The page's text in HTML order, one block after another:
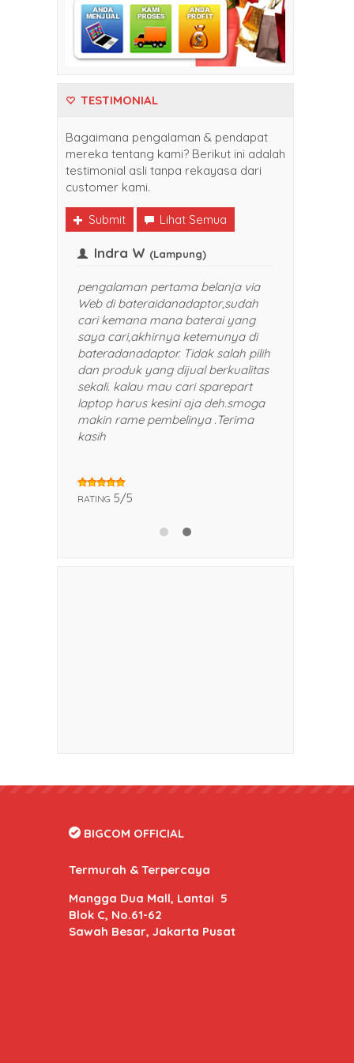
TESTIMONIAL
Bagaimana pengalaman & pendapat
mereka tentang kami? Berikut ini adalah
testimonial asli tanpa rekayasa dari
customer kami.
Submit Lihat Semua
Harganya
pelayanan yang
banget. Sukses selalu
rekomendasikan
dan kerabat saya.
Indra W
pengalaman pertama belanja via
Web di bateraidanadaptor,sudah
cari kemana mana baterai yang
saya cari,akhirnya ketemunya di
bateradanadaptor. Tidak salah pilih
dan produk yang dijual berkualitas
sekali. kalau mau cari sparepart
laptop harus kesini aja deh.smoga
makin rame pembelinya .Terima
Mangga Dua Mall, Lantai 5
Blok C, No.61-62
Sawah Besar, Jakarta Pusat